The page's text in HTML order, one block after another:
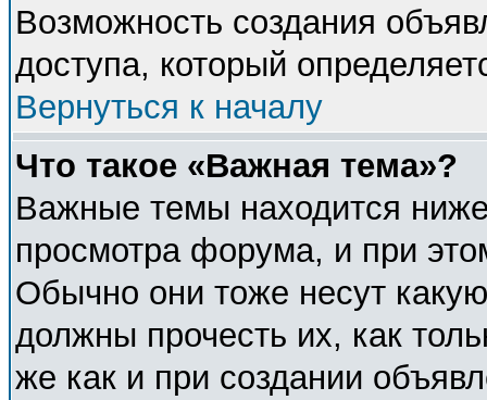
Возможность создания
доступа, который
Вернуться к началу
Что такое «Важная тема»?
Важные темы находится
просмотра форума, и при
Обычно они тоже несут
должны прочесть их, как
же как и при создании